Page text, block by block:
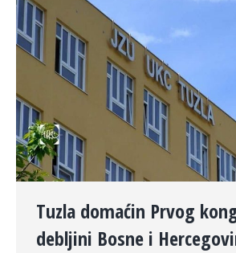
Tuzla domaćin Prvog
debljini Bosne i